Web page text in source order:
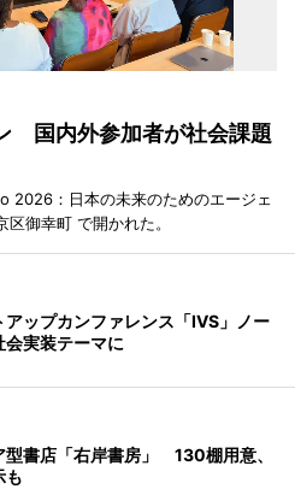
国内外参加者が社会課題
2026：日本の未来のためのエージェ
御幸町 で開かれた。
アップカンファレンス「IVS」ノー
実装テーマに
型書店「右岸書房」 130棚用意、
も